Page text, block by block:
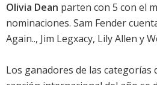
Olivia Dean parten con 5 con el
nominaciones. Sam Fender
Again.., Jim Legxacy, Lily Allen y
Los ganadores de las categorías